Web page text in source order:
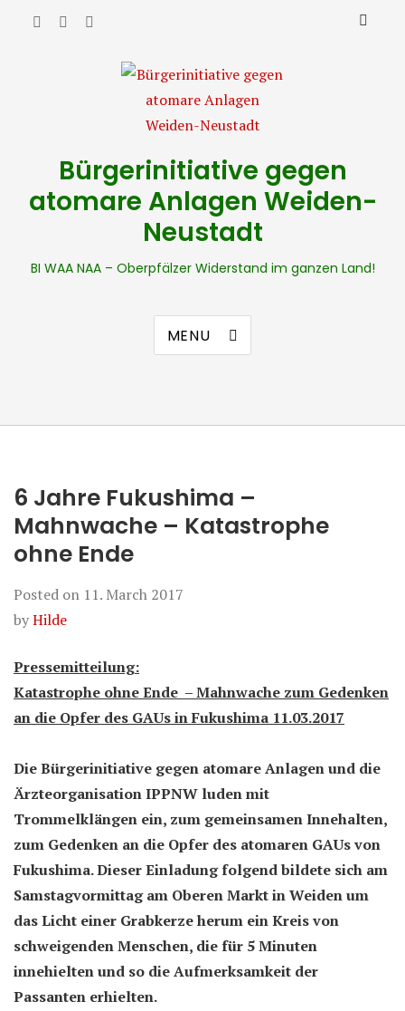
Bürgerinitiative gegen
atomare Anlagen Weiden-
Neustadt
BI WAA NAA – Oberpfälzer Widerstand im ganzen Land!
MENU
6 Jahre Fukushima –
Mahnwache – Katastrophe
ohne Ende
Posted on 11. March 2017
byHilde
Pressemitteilung:
Katastrophe ohne Ende – Mahnwache zum Gedenken
an die Opfer des GAUs in Fukushima 11.03.2017
Die Bürgerinitiative gegen atomare Anlagen und die
Ärzteorganisation IPPNW luden mit
Trommelklängen ein, zum gemeinsamen Innehalten,
zum Gedenken an die Opfer des atomaren GAUs von
Fukushima. Dieser Einladung folgend bildete sich am
Samstagvormittag am Oberen Markt in Weiden um
das Licht einer Grabkerze herum ein Kreis von
schweigenden Menschen, die für 5 Minuten
innehielten und so die Aufmerksamkeit der
Passanten erhielten.